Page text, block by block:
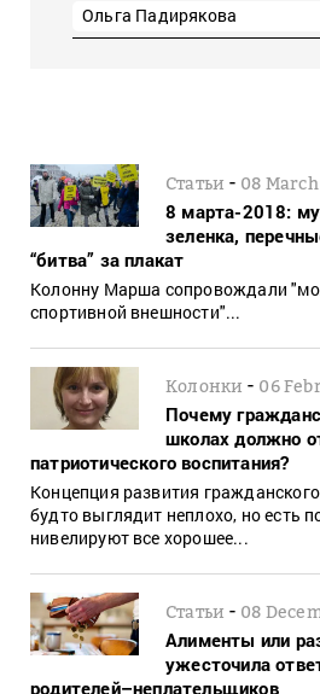
Статьи - 08
8 марта-2018:
зеленка,
“битва” за плакат
Колонну Марша сопровождали
спортивной внешности"...
Колонки - 06
Почему
школах должно
патриотического воспитания?
Концепция развития
будто выглядит неплохо, но есть
нивелируют все хорошее...
Статьи - 08
Алименты или
ужесточила
родителей–неплательщиков
Ольга Падирякова